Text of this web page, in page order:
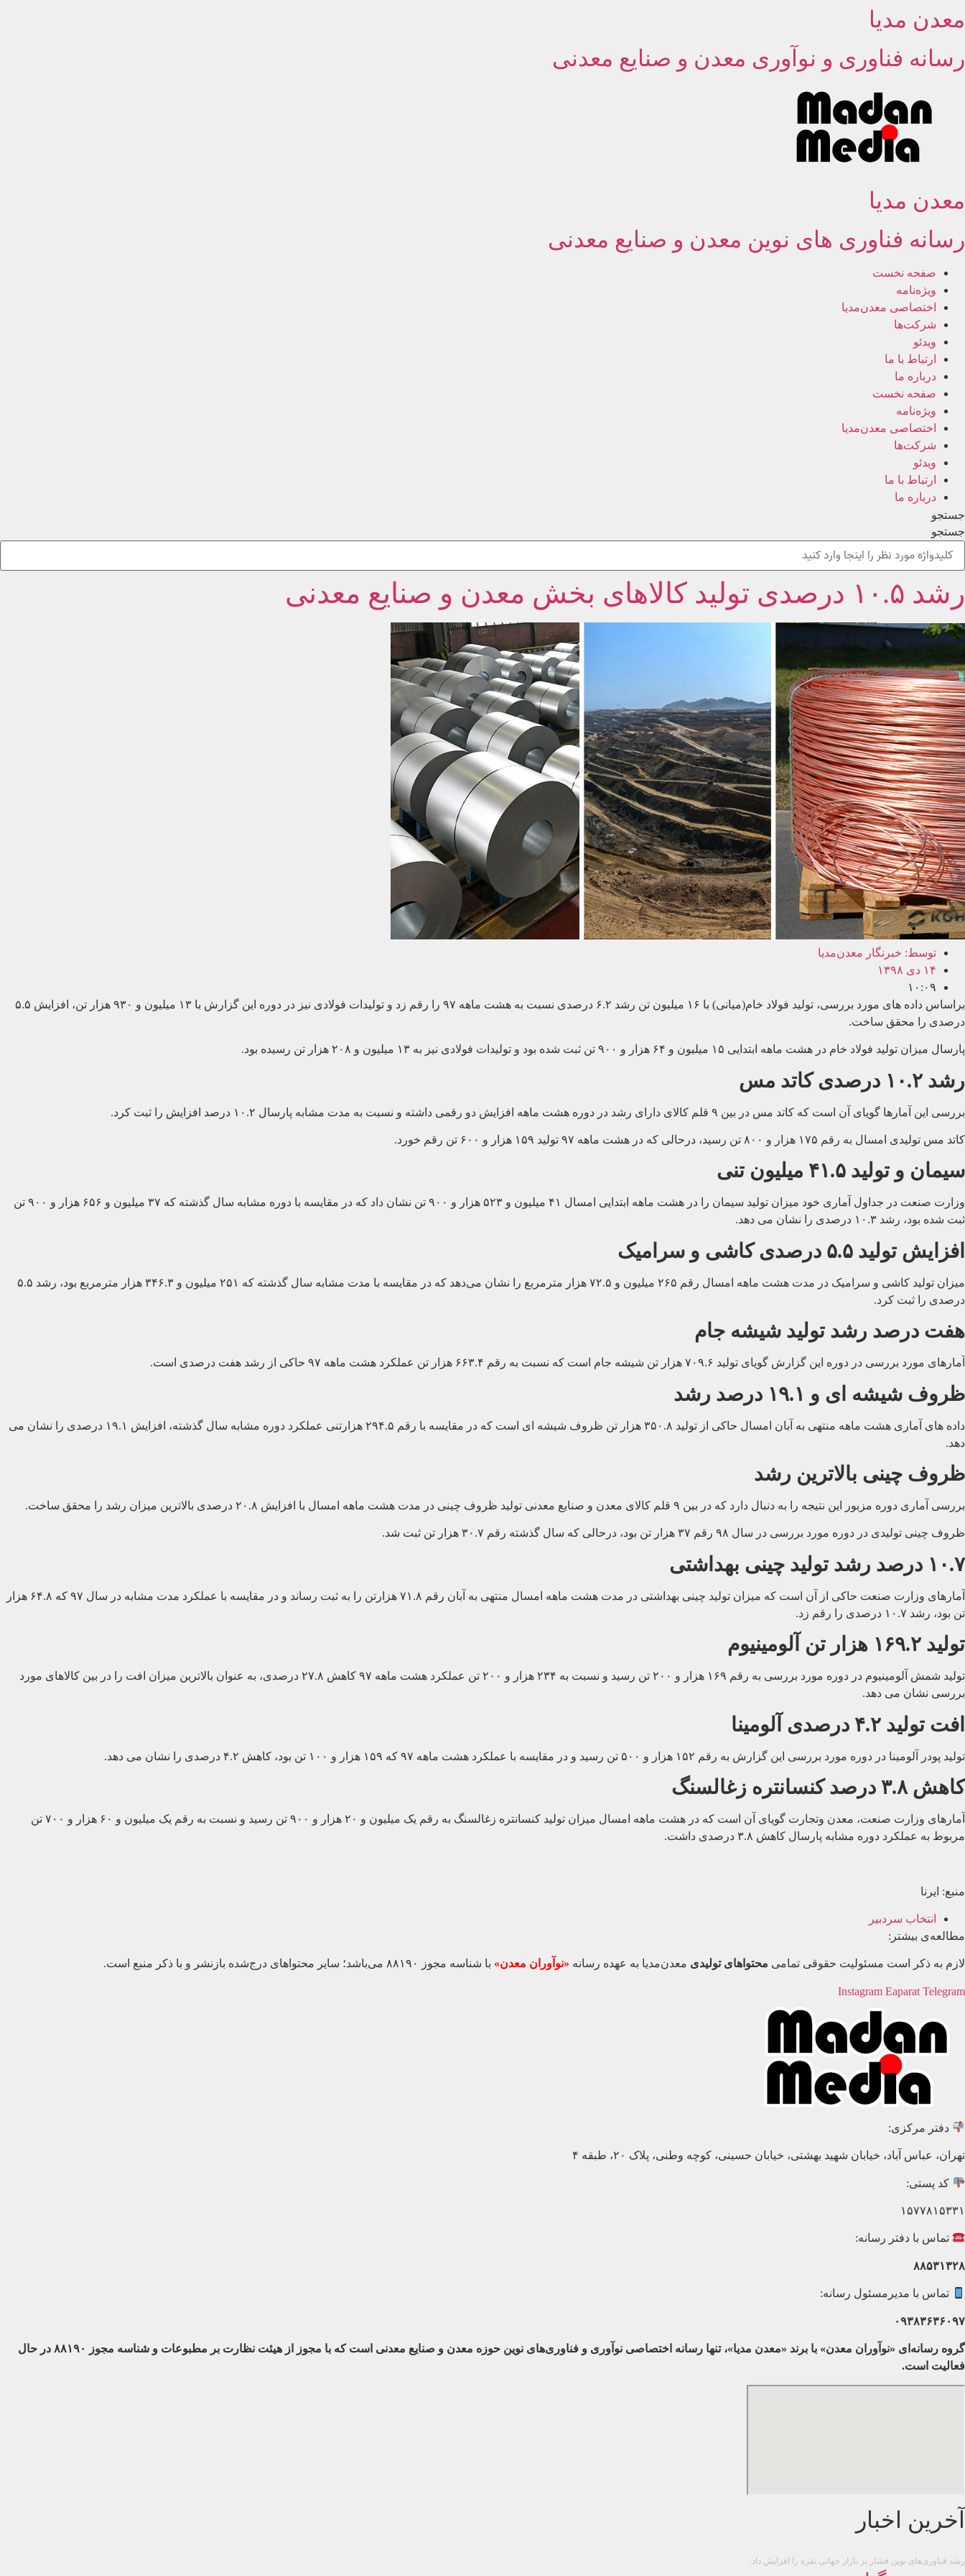
به
معدن مدیا
رسانه فناوری و نوآوری معدن و صنایع معدنی
معدن مدیا
رسانه فناوری های نوین معدن و صنایع معدنی
صفحه نخست
ویژه‌نامه
اختصاصی معدن‌مدیا
شرکت‌ها
ویدئو
ارتباط با ما
درباره ما
صفحه نخست
ویژه‌نامه
اختصاصی معدن‌مدیا
شرکت‌ها
ویدئو
ارتباط با ما
درباره ما
جستجو
جستجو
رشد ۱۰.۵ درصدی تولید کالاهای بخش معدن و صنایع معدنی
توسط: خبرنگار معدن‌مدیا
۱۴ دی ۱۳۹۸
۱۰:۰۹
براساس داده های مورد بررسی، تولید فولاد خام(میانی) با ۱۶ میلیون تن رشد ۶.۲ درصدی نسبت به هشت ماهه ۹۷ را رقم زد و تولیدات فولادی نیز در دوره این گزارش با ۱۳ میلیون و ۹۳۰ هزار تن، افزایش ۵.۵
درصدی را محقق ساخت.
پارسال میزان تولید فولاد خام در هشت ماهه ابتدایی ۱۵ میلیون و ۶۴ هزار و ۹۰۰ تن ثبت شده بود و تولیدات فولادی نیز به ۱۳ میلیون و ۲۰۸ هزار تن رسیده بود.
رشد ۱۰.۲ درصدی کاتد مس
بررسی این آمارها گویای آن است که کاتد مس در بین ۹ قلم کالای دارای رشد در دوره هشت ماهه افزایش دو رقمی داشته و نسبت به مدت مشابه پارسال ۱۰.۲ درصد افزایش را ثبت کرد.
کاتد مس تولیدی امسال به رقم ۱۷۵ هزار و ۸۰۰ تن رسید، درحالی که در هشت ماهه ۹۷ تولید ۱۵۹ هزار و ۶۰۰ تن رقم خورد.
سیمان و تولید ۴۱.۵ میلیون تنی
وزارت صنعت در جداول آماری خود میزان تولید سیمان را در هشت ماهه ابتدایی امسال ۴۱ میلیون و ۵۲۳ هزار و ۹۰۰ تن نشان داد که در مقایسه با دوره مشابه سال گذشته که ۳۷ میلیون و ۶۵۶ هزار و ۹۰۰ تن
ثبت شده بود، رشد ۱۰.۳ درصدی را نشان می دهد.
افزایش تولید ۵.۵ درصدی کاشی و سرامیک
میزان تولید کاشی و سرامیک در مدت هشت ماهه امسال رقم ۲۶۵ میلیون و ۷۲.۵ هزار مترمربع را نشان می‌دهد که در مقایسه با مدت مشابه سال گذشته که ۲۵۱ میلیون و ۳۴۶.۳ هزار مترمربع بود، رشد ۵.۵
درصدی را ثبت کرد.
هفت درصد رشد تولید شیشه جام
آمارهای مورد بررسی در دوره این گزارش گویای تولید ۷۰۹.۶ هزار تن شیشه جام است که نسبت به رقم ۶۶۳.۴ هزار تن عملکرد هشت ماهه ۹۷ حاکی از رشد هفت درصدی است.
ظروف شیشه ای و ۱۹.۱ درصد رشد
داده های آماری هشت ماهه منتهی به آبان امسال حاکی از تولید ۳۵۰.۸ هزار تن ظروف شیشه ای است که در مقایسه با رقم ۲۹۴.۵ هزارتنی عملکرد دوره مشابه سال گذشته، افزایش ۱۹.۱ درصدی را نشان می
دهد.
ظروف چینی بالاترین رشد
بررسی آماری دوره مزبور این نتیجه را به دنبال دارد که در بین ۹ قلم کالای معدن و صنایع معدنی تولید ظروف چینی در مدت هشت ماهه امسال با افزایش ۲۰.۸ درصدی بالاترین میزان رشد را محقق ساخت.
ظروف چینی تولیدی در دوره مورد بررسی در سال ۹۸ رقم ۳۷ هزار تن بود، درحالی که سال گذشته رقم ۳۰.۷ هزار تن ثبت شد.
۱۰.۷ درصد رشد تولید چینی بهداشتی
آمارهای وزارت صنعت حاکی از آن است که میزان تولید چینی بهداشتی در مدت هشت ماهه امسال منتهی به آبان رقم ۷۱.۸ هزارتن را به ثبت رساند و در مقایسه با عملکرد مدت مشابه در سال ۹۷ که ۶۴.۸ هزار
تن بود، رشد ۱۰.۷ درصدی را رقم زد.
تولید ۱۶۹.۲ هزار تن آلومینیوم
تولید شمش آلومینیوم در دوره مورد بررسی به رقم ۱۶۹ هزار و ۲۰۰ تن رسید و نسبت به ۲۳۴ هزار و ۲۰۰ تن عملکرد هشت ماهه ۹۷ کاهش ۲۷.۸ درصدی، به عنوان بالاترین میزان افت را در بین کالاهای مورد
بررسی نشان می دهد.
افت تولید ۴.۲ درصدی آلومینا
تولید پودر آلومینا در دوره مورد بررسی این گزارش به رقم ۱۵۲ هزار و ۵۰۰ تن رسید و در مقایسه با عملکرد هشت ماهه ۹۷ که ۱۵۹ هزار و ۱۰۰ تن بود، کاهش ۴.۲ درصدی را نشان می دهد.
کاهش ۳.۸ درصد کنسانتره زغالسنگ
آمارهای وزارت صنعت، معدن وتجارت گویای آن است که در هشت ماهه امسال میزان تولید کنسانتره زغالسنگ به رقم یک میلیون و ۲۰ هزار و ۹۰۰ تن رسید و نسبت به رقم یک میلیون و ۶۰ هزار و ۷۰۰ تن
مربوط به عملکرد دوره مشابه پارسال کاهش ۳.۸ درصدی داشت.
منبع: ایرنا
انتخاب سردبیر
مطالعه‌ی بیشتر:
لازم به ذکر است مسئولیت حقوقی تمامی محتواهای تولیدی معدن‌مدیا به عهده رسانه «نوآوران معدن» با شناسه مجوز ۸۸۱۹۰ می‌باشد؛ سایر محتواهای درج‌شده بازنشر و با ذکر منبع است.
Instagram Eaparat Telegram
دفتر مرکزی:
تهران، عباس آباد، خیابان شهید بهشتی، خیابان حسینی، کوچه وطنی، پلاک ۲۰، طبقه ۴
کد پستی:
۱۵۷۷۸۱۵۳۳۱
تماس با دفتر رسانه:
۸۸۵۳۱۳۲۸
تماس با مدیرمسئول رسانه:
۰۹۳۸۳۶۳۶۰۹۷
گروه رسانه‌ای «نوآوران معدن» با برند «معدن مدیا»، تنها رسانه اختصاصی نوآوری و فناوری‌های نوین حوزه معدن و صنایع معدنی‌ است که با مجوز از هیئت نظارت بر مطبوعات
و شناسه مجوز ۸۸۱۹۰ در حال
فعالیت است.
آخرین اخبار
رشد فناوری‌های نوین فشار بر بازار جهانی نقره را افزایش داد: